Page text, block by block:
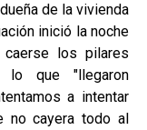
de la vivienda
inició la noche
caerse los pilares
lo que "llegaron
a intentar
no cayera todo al